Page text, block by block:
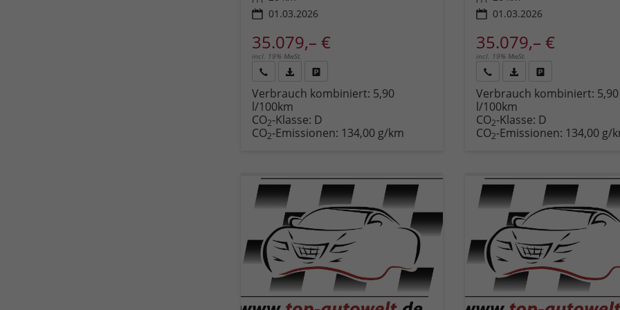
01.03.2026
35.079,– €
incl. 19% MwSt.
anfordernDatei,
Fahrzeugexposé
drucken
drucken,
oder
vergleichen
Verbrauch kombiniert: 5,90
l/100km
CO2-Klasse: D
CO2-Emissionen: 134,00 g/km
01.03.2026
35.079,– €
incl. 19% MwSt.
anfordernDatei,
Fahrzeugexposé
drucken
drucken,
oder
vergleichen
Verbrauch kombiniert: 5,90
l/100km
CO2-Klasse: D
CO2-Emissionen: 134,00 g/